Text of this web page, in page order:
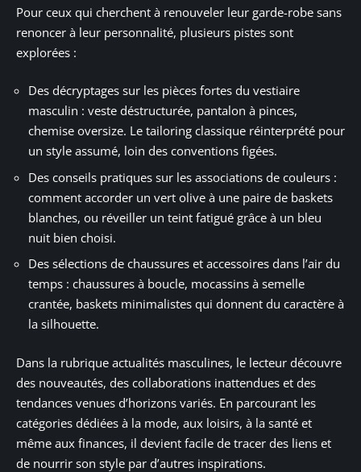
Pour ceux qui cherchent à renouveler leur garde-robe sans
renoncer à leur personnalité, plusieurs pistes sont
explorées :
Des décryptages sur les pièces fortes du vestiaire
masculin : veste déstructurée, pantalon à pinces,
chemise oversize. Le tailoring classique réinterprété pour
un style assumé, loin des conventions figées.
Des conseils pratiques sur les associations de couleurs :
comment accorder un vert olive à une paire de baskets
blanches, ou réveiller un teint fatigué grâce à un bleu
nuit bien choisi.
Des sélections de chaussures et accessoires dans l’air du
temps : chaussures à boucle, mocassins à semelle
crantée, baskets minimalistes qui donnent du caractère à
la silhouette.
Dans la rubrique actualités masculines, le lecteur découvre
des nouveautés, des collaborations inattendues et des
tendances venues d’horizons variés. En parcourant les
catégories dédiées à la mode, aux loisirs, à la santé et
même aux finances, il devient facile de tracer des liens et
de nourrir son style par d’autres inspirations.